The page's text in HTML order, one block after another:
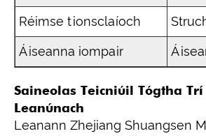
Réimse tionsclaíoch
Áiseanna iompair
Saineolas Teicniúil Tógtha
Leanúnach
Leanann Zhejiang Shuangsen